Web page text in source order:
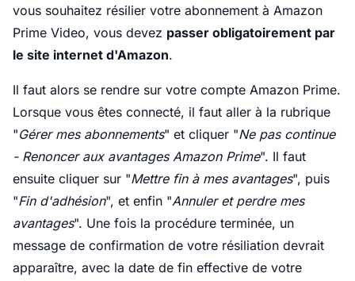
vous souhaitez résilier votre abonnement à Amazon
Prime Video, vous devez passer obligatoirement par
le site internet d'Amazon.
Il faut alors se rendre sur votre compte Amazon Prime.
Lorsque vous êtes connecté, il faut aller à la rubrique
"Gérer mes abonnements" et cliquer "Ne pas continue
- Renoncer aux avantages Amazon Prime". Il faut
ensuite cliquer sur "Mettre fin à mes avantages", puis
"Fin d'adhésion", et enfin "Annuler et perdre mes
avantages". Une fois la procédure terminée, un
message de confirmation de votre résiliation devrait
apparaître, avec la date de fin effective de votre